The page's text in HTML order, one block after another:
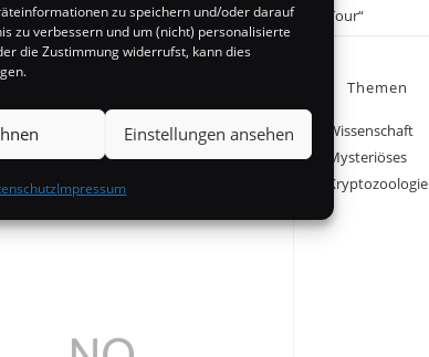
zu speichern und/oder darauf
zu verbessern und um (nicht) personalisierte
die Zustimmung widerrufst, kann dies
Einstellungen ansehen
Impressum
Tour“
Themen
Wissenschaft
Mysteriöses
Kryptozoologie